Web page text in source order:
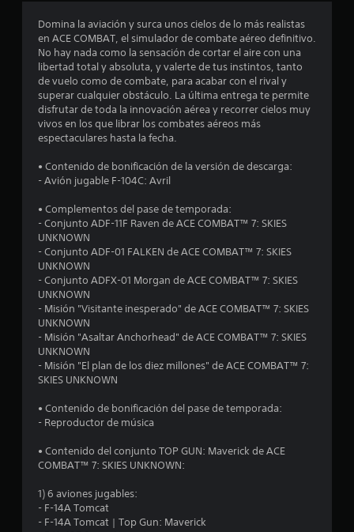
s
t
e
l
e
n
2
7
5
Domina la aviación y surca unos cielos de lo más realistas
en ACE COMBAT, el simulador de combate aéreo definitivo.
No hay nada como la sensación de cortar el aire con una
libertad total y absoluta, y valerte de tus instintos, tanto
de vuelo como de combate, para acabar con el rival y
superar cualquier obstáculo. La última entrega te permite
disfrutar de toda la innovación aérea y recorrer cielos muy
vivos en los que librar los combates aéreos más
espectaculares hasta la fecha.
• Contenido de bonificación de la versión de descarga:
- Avión jugable F-104C: Avril
• Complementos del pase de temporada:
- Conjunto ADF-11F Raven de ACE COMBAT™ 7: SKIES
UNKNOWN
- Conjunto ADF-01 FALKEN de ACE COMBAT™ 7: SKIES
UNKNOWN
- Conjunto ADFX-01 Morgan de ACE COMBAT™ 7: SKIES
UNKNOWN
- Misión "Visitante inesperado" de ACE COMBAT™ 7: SKIES
UNKNOWN
- Misión "Asaltar Anchorhead" de ACE COMBAT™ 7: SKIES
UNKNOWN
- Misión "El plan de los diez millones" de ACE COMBAT™ 7:
SKIES UNKNOWN
• Contenido de bonificación del pase de temporada:
- Reproductor de música
• Contenido del conjunto TOP GUN: Maverick de ACE
COMBAT™ 7: SKIES UNKNOWN:
1) 6 aviones jugables:
- F-14A Tomcat
- F-14A Tomcat | Top Gun: Maverick